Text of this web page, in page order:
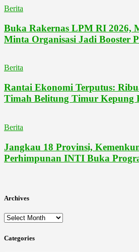
Berita
Buka Rakernas LPM RI 2026,
Minta Organisasi Jadi Booster
Berita
Rantai Ekonomi Terputus:
Timah Belitung Timur Kepung
Berita
Jangkau 18 Provinsi,
Perhimpunan INTI Buka
Archives
Archives
Categories